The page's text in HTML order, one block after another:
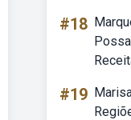
#18
#19